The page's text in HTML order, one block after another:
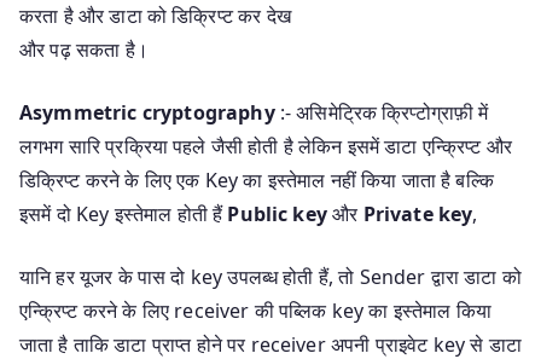
करता है और डाटा को डिक्रिप्ट कर देख
और पढ़ सकता है।
Asymmetric cryptography:- असिमेट्रिक क्रिप्टोग्राफ़ी में
लगभग सारि प्रक्रिया पहले जैसी होती है लेकिन इसमें डाटा एन्क्रिप्ट और
डिक्रिप्ट करने के लिए एक Key का इस्तेमाल नहीं किया जाता है बल्कि
इसमें दो Key इस्तेमाल होती हैंPublic keyऔर Private key,
यानि हर यूजर के पास दो key उपलब्ध होती हैं, तो Sender द्वारा डाटा को
एन्क्रिप्ट करने के लिए receiver की पब्लिक key का इस्तेमाल किया
जाता है ताकि डाटा प्राप्त होने पर receiver अपनी प्राइवेट key से डाटा